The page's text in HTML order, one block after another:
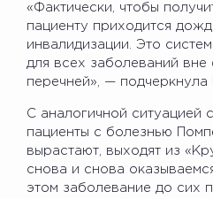
«Фактически, чтобы
пациенту приходится
инвалидизации. Это
для всех заболеваний
перечней», — подчеркнула
С аналогичной ситуацией
пациенты с болезнью
вырастают, выходят из
снова и снова
этом заболевание до сих